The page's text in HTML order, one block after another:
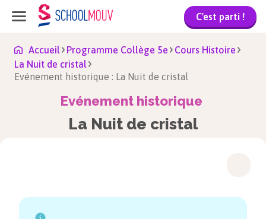
C'est parti !
Accueil Programme Collège 5e
Cours Histoire
La Nuit de cristal
Evénement historique : La Nuit de cristal
Evénement historique
La Nuit de cristal